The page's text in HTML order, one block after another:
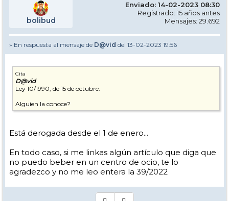
bolibud
Enviado: 14-02-2023 08:30
Registrado: 15 años antes
Mensajes: 29.692
» En respuesta al mensaje de D@vid del 13-02-2023 19:56
Cita
D@vid
Ley 10/1990, de 15 de octubre.
Alguien la conoce?
Está derogada desde el 1 de enero...
En todo caso, si me linkas algún artículo que diga que
no puedo beber en un centro de ocio, te lo
agradezco y no me leo entera la 39/2022